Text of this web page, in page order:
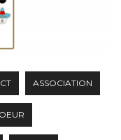
ASSOCIATION